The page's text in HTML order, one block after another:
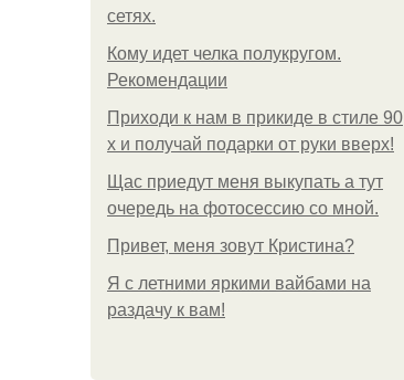
сетях.
Кому идет челка полукругом.
Рекомендации
Приходи к нам в прикиде в стиле 90
х и получай подарки от руки вверх!
Щас приедут меня выкупать а тут
очередь на фотосессию со мной.
Привет, меня зовут Кристина?
Я с летними яркими вайбами на
раздачу к вам!